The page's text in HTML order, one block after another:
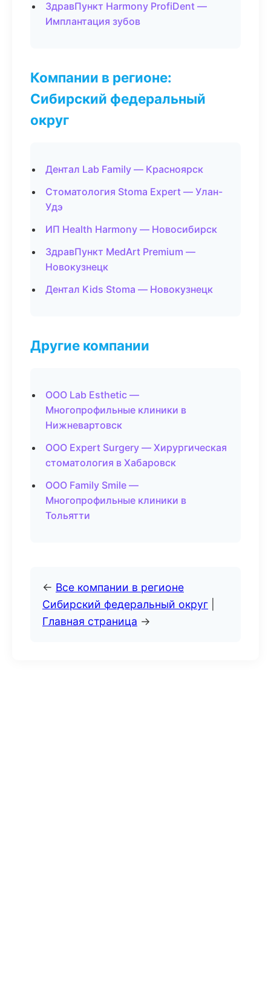
ЗдравПункт Harmony ProfiDent —
Имплантация зубов
Компании в регионе:
Сибирский федеральный
округ
Дентал Lab Family — Красноярск
Стоматология Stoma Expert — Улан-
Удэ
ИП Health Harmony — Новосибирск
ЗдравПункт MedArt Premium —
Новокузнецк
Дентал Kids Stoma — Новокузнецк
Другие компании
ООО Lab Esthetic —
Многопрофильные клиники в
Нижневартовск
ООО Expert Surgery — Хирургическая
стоматология в Хабаровск
ООО Family Smile —
Многопрофильные клиники в
Тольятти
← Все компании в регионе
Сибирский федеральный округ
Главная страница →